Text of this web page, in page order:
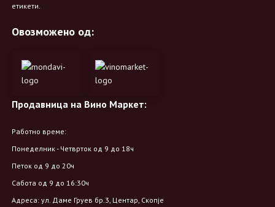
етикети.
Овозможено од:
Продавница на Вино Маркет:
Работно време:
Понеделник - Четврток од 9 до 18ч
Петок од 9 до 20ч
Сабота од 9 до 16:30ч
Адреса: ул. Даме Груев бр.3, Центар, Скопје